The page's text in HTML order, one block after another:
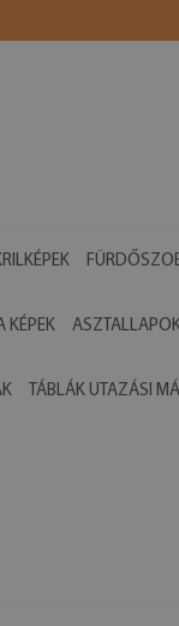
KÉPEK
TÁBLÁK UTAZÁSI